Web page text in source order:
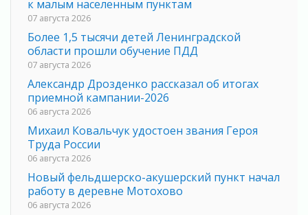
к малым населенным пунктам
07 августа 2026
Более 1,5 тысячи детей Ленинградской
области прошли обучение ПДД
07 августа 2026
Александр Дрозденко рассказал об итогах
приемной кампании-2026
06 августа 2026
Михаил Ковальчук удостоен звания Героя
Труда России
06 августа 2026
Новый фельдшерско-акушерский пункт начал
работу в деревне Мотохово
06 августа 2026